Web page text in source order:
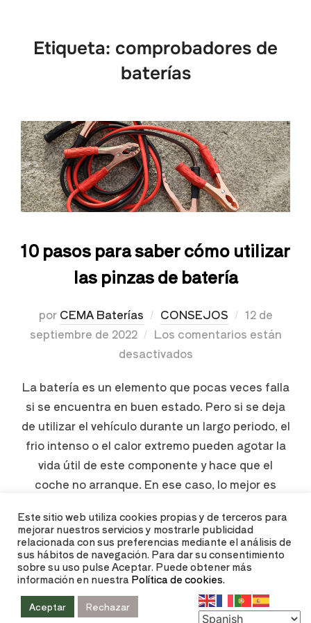
Etiqueta: comprobadores de
baterías
10 pasos para saber cómo utilizar
las pinzas de batería
por CEMA Baterías CONSEJOS
12 de
septiembre de 2022
Los comentarios están
desactivados
La batería es un elemento que pocas veces falla
si se encuentra en buen estado. Pero si se deja
de utilizar el vehículo durante un largo periodo, el
frio intenso o el calor extremo pueden agotar la
vida útil de este componente y hace que el
coche no arranque. En ese caso, lo mejor es
LEER MÁS
Este sitio web utiliza cookies propias y de terceros para
mejorar nuestros servicios y mostrarle publicidad
relacionada con sus preferencias mediante el análisis de
sus hábitos de navegación. Para dar su consentimiento
sobre su uso pulse Aceptar. Puede obtener más
información en nuestra Política de cookies.
Aceptar Rechazar